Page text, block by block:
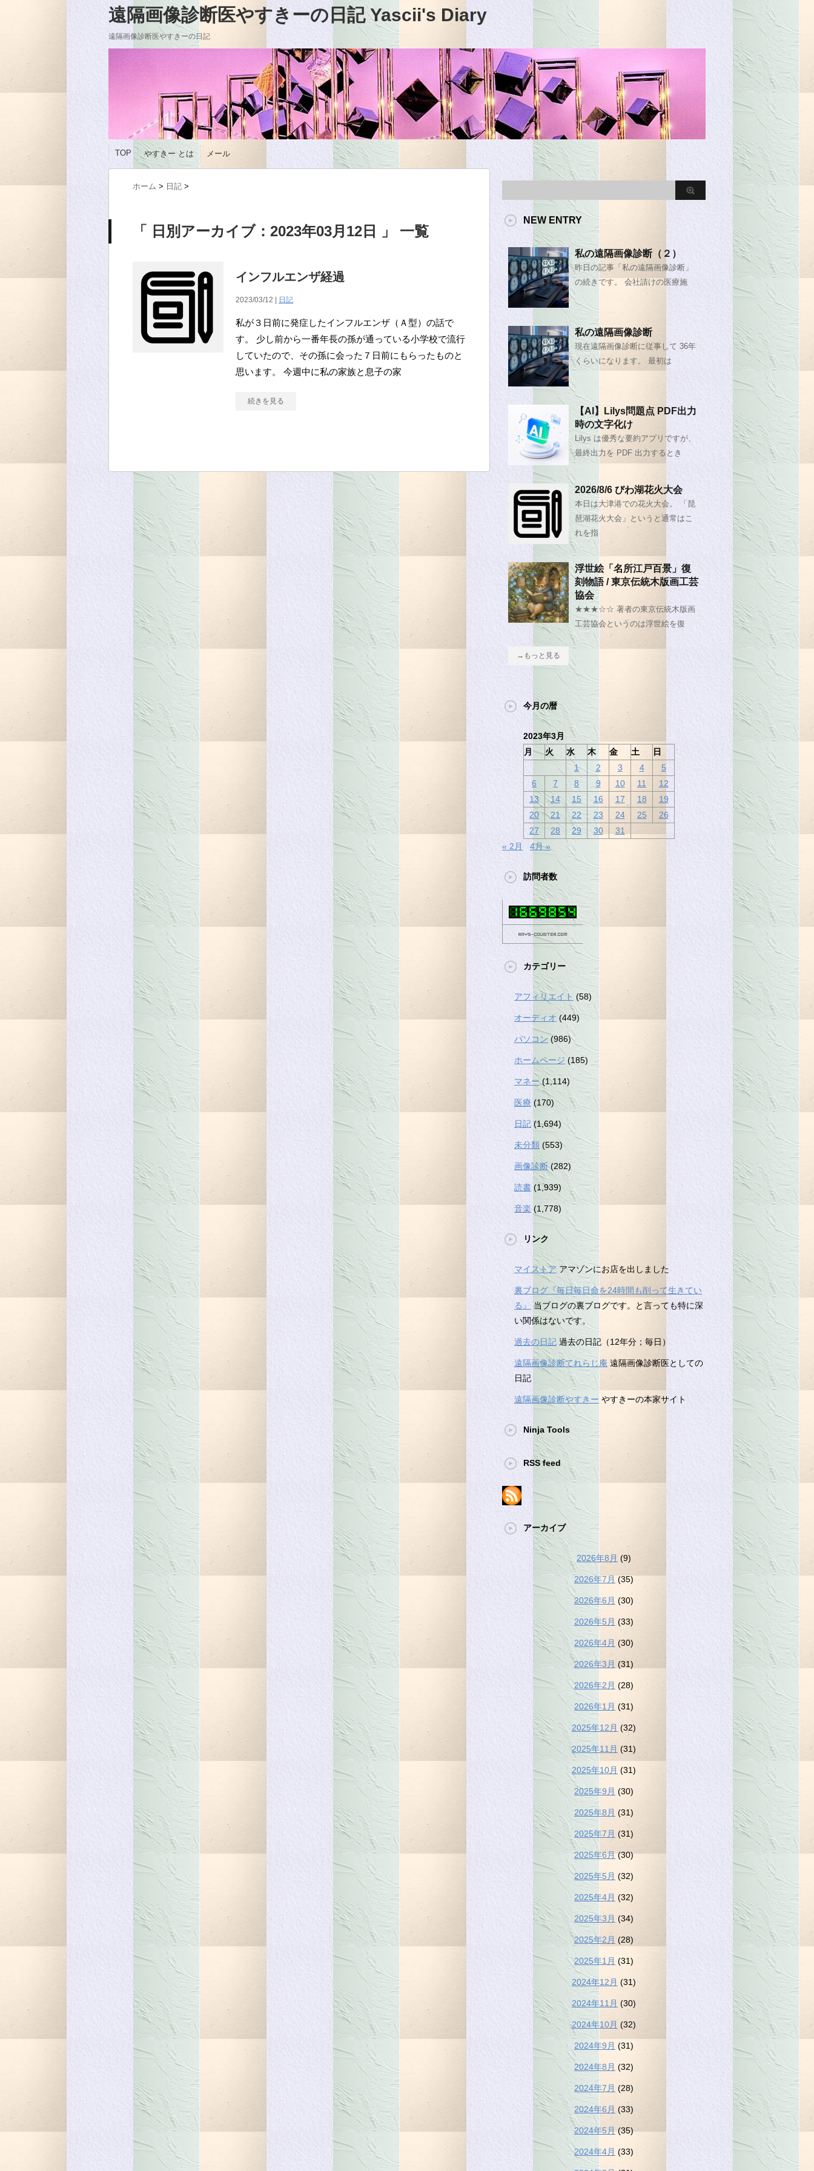
遠隔画像診断医やすきーの日記 Yascii's Diary
遠隔画像診断医やすきーの日記
TOP やすきー とは メール
ホーム > 日記 >
「 日別アーカイブ：2023年03月12日 」 一覧
インフルエンザ経過
2023/03/12 | 日記
私が３日前に発症したインフルエンザ（Ａ型）の話で
す。 少し前から一番年長の孫が通っている小学校で流行
していたので、その孫に会った７日前にもらったものと
思います。 今週中に私の家族と息子の家
続きを見る
NEW ENTRY
私の遠隔画像診断（２）
昨日の記事「私の遠隔画像診断」
の続きです。 会社請けの医療施
私の遠隔画像診断
現在遠隔画像診断に従事して 36年
くらいになります。 最初は
【AI】Lilys問題点 PDF出力
時の文字化け
Lilys は優秀な要約アプリですが、
最終出力を PDF 出力するとき
2026/8/6 びわ湖花火大会
本日は大津港での花火大会。 「琵
琶湖花火大会」というと通常はこ
れを指
浮世絵「名所江戸百景」復
刻物語 / 東京伝統木版画工芸
協会
★★★☆☆ 著者の東京伝統木版画
工芸協会というのは浮世絵を復
→もっと見る
今月の暦
2023年3月
月
火 水 木 金 土
日
1
2 3 4
5
6
7 8 9 10 11
12
13
14 15 16 17 18
19
20
21 22 23 24 25
26
27
28 29 30
31
« 2月
4月 »
訪問者数
カテゴリー
アフィリエイト (58)
オーディオ (449)
パソコン (986)
ホームページ (185)
マネー(1,114)
医療 (170)
日記(1,694)
未分類 (553)
画像診断(282)
読書 (1,939)
音楽 (1,778)
リンク
マイストア アマゾンにお店を出しました
裏ブログ『毎日毎日命を24時間も削って生きてい
る』
当ブログの裏ブログです。と言っても特に深
い関係はないです。
過去の日記 過去の日記（12年分；毎日）
遠隔画像診断てれらじ庵 遠隔画像診断医としての
日記
遠隔画像診断やすきー やすきーの本家サイト
Ninja Tools
RSS feed
アーカイブ
2026年8月 (9)
2026年7月 (35)
2026年6月 (30)
2026年5月 (33)
2026年4月 (30)
2026年3月 (31)
2026年2月 (28)
2026年1月 (31)
2025年12月 (32)
2025年11月 (31)
2025年10月 (31)
2025年9月 (30)
2025年8月 (31)
2025年7月 (31)
2025年6月 (30)
2025年5月 (32)
2025年4月 (32)
2025年3月 (34)
2025年2月 (28)
2025年1月 (31)
2024年12月 (31)
2024年11月 (30)
2024年10月 (32)
2024年9月 (31)
2024年8月 (32)
2024年7月 (28)
2024年6月 (33)
2024年5月 (35)
2024年4月 (33)